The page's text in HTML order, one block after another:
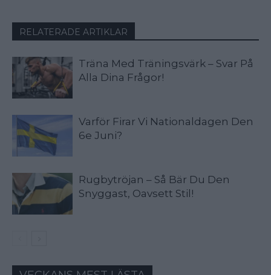
RELATERADE ARTIKLAR
Träna Med Träningsvärk – Svar På
Alla Dina Frågor!
Varför Firar Vi Nationaldagen Den
6e Juni?
Rugbytröjan – Så Bär Du Den
Snyggast, Oavsett Stil!